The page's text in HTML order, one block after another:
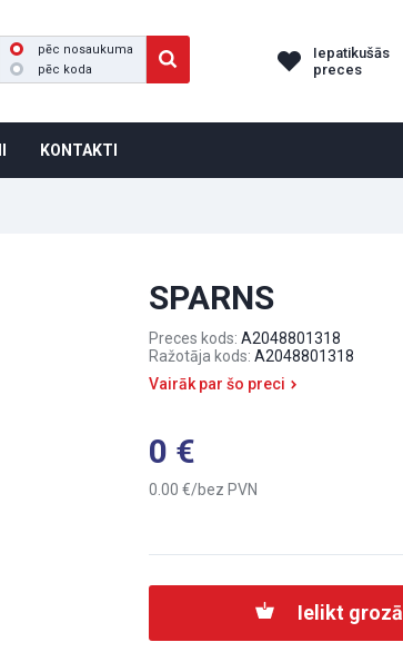
Iepatikušās
preces
pēc nosaukuma
pēc koda
KONTAKTI
SPARNS
Preces kods: A2048801318
Ražotāja kods: A2048801318
Vairāk par šo preci
0
0.00 bez PVN
Ielikt grozā